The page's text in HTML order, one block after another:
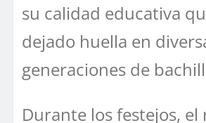
su calidad educativa
dejado huella en
generaciones de
Durante los festejos, el